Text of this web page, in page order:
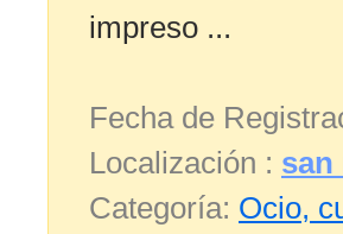
impreso ...
Fecha de
Localización : san
Categoría: Ocio,